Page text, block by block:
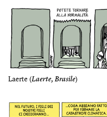
Laerte (Laerte, Brasile)